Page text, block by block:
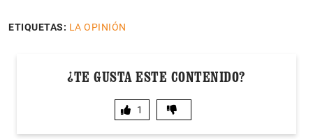
ETIQUETAS: LA OPINIÓN
¿TE GUSTA ESTE CONTENIDO?
1